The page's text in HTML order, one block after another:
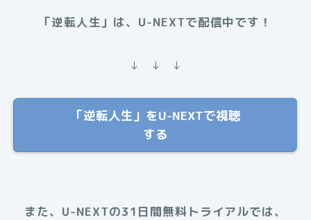
「逆転人生」は、U-NEXTで配信中です！
↓ ↓ ↓
「逆転人生」をU-NEXTで視聴
する
また、U-NEXTの31日間無料トライアルでは、